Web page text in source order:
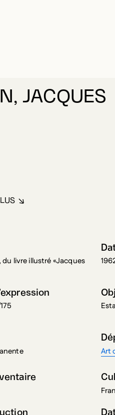
JACQUES
DE VILLON, JACQUES
livre illustré «Jacques
Art